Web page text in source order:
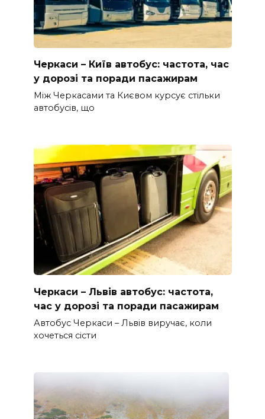
Черкаси – Київ автобус: частота, час
у дорозі та поради пасажирам
Між Черкасами та Києвом курсує стільки
автобусів, що
Черкаси – Львів автобус: частота,
час у дорозі та поради пасажирам
Автобус Черкаси – Львів виручає, коли
хочеться сісти